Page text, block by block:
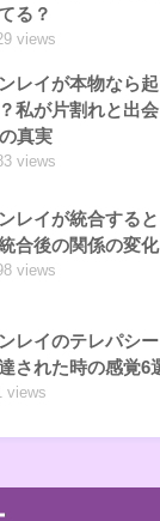
る？
views
レイが本物なら
私が片割れと出
真実
views
レイが統合する
合後の関係の変化
views
レイのテレパシ
された時の感覚6
views